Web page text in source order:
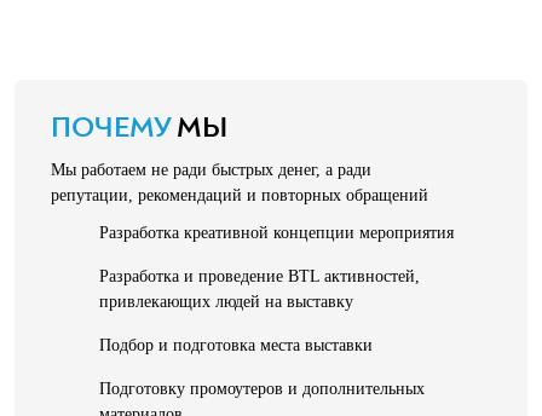
ПОЧЕМУМЫ
Мы работаем не ради быстрых денег, а ради
репутации, рекомендаций и повторных обращений
Разработка креативной концепции мероприятия
Разработка и проведение BTL активностей,
привлекающих людей на выставку
Подбор и подготовка места выставки
Подготовку промоутеров и дополнительных